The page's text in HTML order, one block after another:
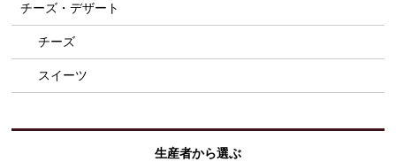
チーズ・デザート
チーズ
スイーツ
生産者から選ぶ